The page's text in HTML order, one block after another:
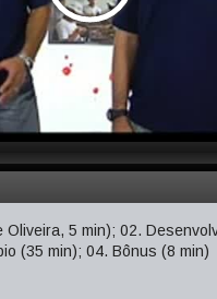
5 min); 02.
(35 min); 04. Bônus (8 min)